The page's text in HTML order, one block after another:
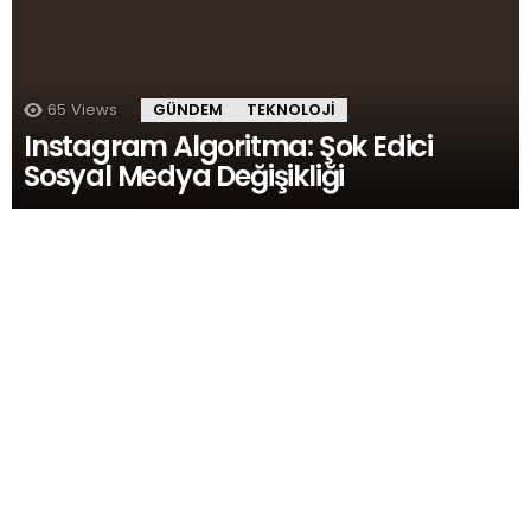
65 Views GÜNDEM TEKNOLOJI
Instagram Algoritma: Şok Edici
Sosyal Medya Değişikliği